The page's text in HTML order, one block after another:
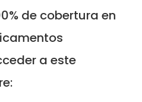
de cobertura en
a este